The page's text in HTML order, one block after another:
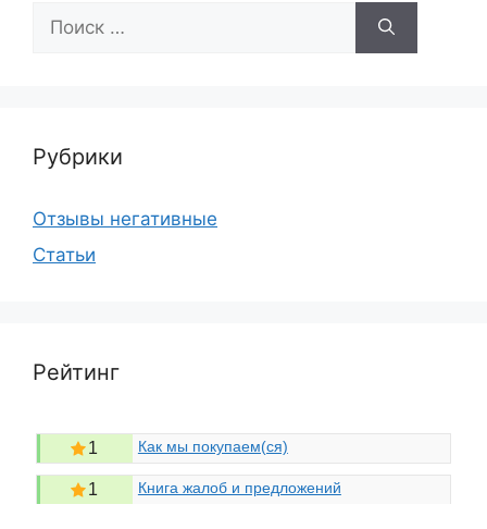
Рубрики
Отзывы негативные
Статьи
Рейтинг
1 Как мы покупаем(ся)
1 Книга жалоб и предложений